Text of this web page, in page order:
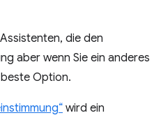
die den
aber wenn Sie ein anderes
Option.
wird ein